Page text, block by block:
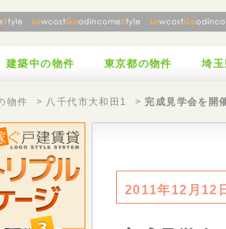
建築中の物件 東京都の物件 埼
物件 > 八千代市大和田1 > 完成見学会を開
2011年12月12